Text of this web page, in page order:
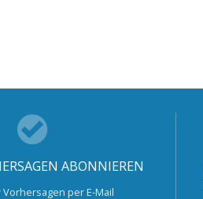
ABONNIEREN
per E-Mail